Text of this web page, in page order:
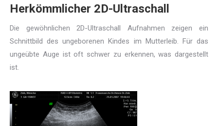
Herkömmlicher 2D-Ultraschall
Die gewöhnlichen 2D-Ultraschall Aufnahmen zeigen ein
Schnittbild des ungeborenen Kindes im Mutterleib. Für das
ungeübte Auge ist oft schwer zu erkennen, was dargestellt
ist.